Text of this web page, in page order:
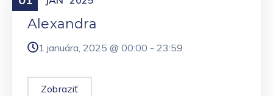
Alexandra
1 januára, 2025 @ 00:00 - 23:59
Zobraziť